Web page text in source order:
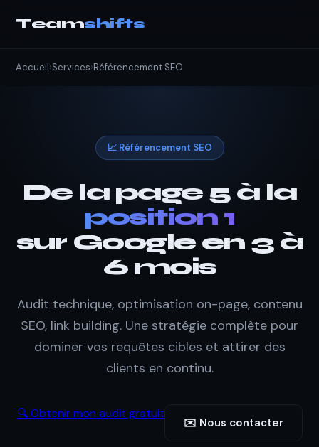
Teamshifts
Accueil›Services›Référencement SEO
📈 Référencement SEO
De la page 5 à la
position 1
sur Google en 3 à
6 mois
Audit technique, optimisation on-page, contenu
SEO, link building. Une stratégie complète pour
dominer vos requêtes cibles et attirer des
clients en continu.
🔍 Obtenir mon audit gratuit
✉️ Nous contacter